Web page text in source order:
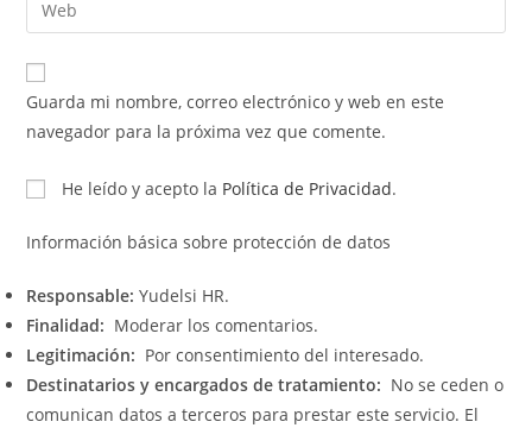
Guarda mi nombre, correo electrónico y web en este
navegador para la próxima vez que comente.
He leído y acepto la Política de Privacidad.
Información básica sobre protección de datos
Responsable: Yudelsi HR.
Finalidad: Moderar los comentarios.
Legitimación: Por consentimiento del interesado.
Destinatarios y encargados de tratamiento: No se ceden o
comunican datos a terceros para prestar este servicio. El